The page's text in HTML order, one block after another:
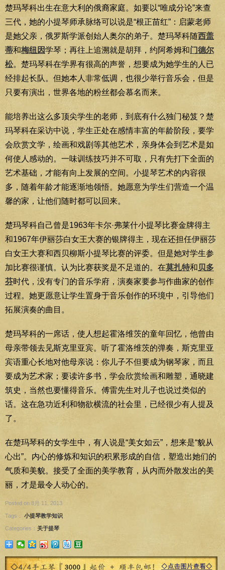
楚玛琴科出生在意大利的俄裔家庭。如要以“唯成分论”来查
三代，她的小提琴师承脉络可以说是“根正苗红”：启蒙老师
是她父亲，俄罗斯学派创始人奥尔的弟子。楚玛琴科随西盖
蒂和梅纽因学琴；再往上追溯就是胡拜，约阿希姆和门德尔
松。楚玛琴科在学界有很高的声誉，想要成为她学生的人已
经排起长队。但她本人非常低调，也很少举行音乐会，但是
只要有演出，世界各地的粉丝都会慕名而来。
能培养出这么多顶尖学生的老师，到底有什么独门秘笈？楚
玛琴科在采访中说，学生正处在感情丰富的年龄阶段，要学
会欣赏文学，绘画和戏剧等其他艺术，亲身体会到艺术是如
何使人感动的。一味训练技巧并不可取，只有先打下全面的
艺术基础，才能有向上发展的空间。小提琴艺术的内容很
多，随着年龄才能逐渐地领悟。她愿意为学生们营造一个温
馨的家，让他们随时都可以回来。
楚玛琴科自己曾是1963年卡尔·弗莱什小提琴比赛金牌得主
和1967年伊丽莎白女王大赛的银牌得主，现在还担任伊丽莎
白女王大赛和西贝柳斯小提琴比赛的评委。但是她对学生参
加比赛很谨慎。认为比赛获奖是不足道的。在莫扎特和 贝多
芬时代，没有专门的音乐学府，演奏家要参与作曲家的创作
过程。她更愿意让学生置身于音乐创作的环境中，引导他们
拓展演奏的曲目。
楚玛琴科的一席话，使人想起霍洛维茨的童年回忆，他曾由
母亲带领去见斯克里亚宾。听了霍洛维茨的弹奏，斯克里亚
宾语重心长地对他母亲说：你儿子不但要成为钢琴家，而且
要成为艺术家；要读许多书，学会欣赏绘画和雕塑，通晓建
筑史，当然也要懂得音乐。傅雷先生对儿子也说过类似的
话。这在急功近利和物欲横流的社会里，已经很少有人提及
了。
在楚玛琴科的女学生中，有人说是“美女如云”，想来是“貌从
心出”。内心的修炼和知识的积累形成的自信，塑造出她们的
气质和美貌。接受了全面的美学教育，从内而外散发出的美
丽，才是最令人动心的。
Posted on 8月 11, 2013
Tags： 小提琴教学知识
Categories： 关于提琴